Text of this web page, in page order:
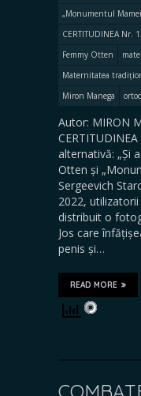
„Monumentul
CERTITUDINEA Nr.
Femmy Otten
Maternitatea
Miron Manega
Autor: MIRON
alternativă: „Și
Otten și
Sergeevich
2022,
distribuit o
Jos care
penis și…
READ MORE